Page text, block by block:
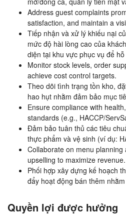
Address guest complaints
satisfaction, and maintain a
Tiếp nhận và xử lý khiếu nại
mức độ hài lòng cao của
diện tại khu vực phục vụ để
Monitor stock levels, order
achieve cost control targets.
Theo dõi tình trạng tồn kho,
hao hụt nhằm đảm bảo mục
Ensure compliance with
standards (e.g., HACCP/
Đảm bảo tuân thủ các tiêu
thực phẩm và vệ sinh (ví dụ:
Collaborate on menu
upselling to maximize revenue.
Phối hợp xây dựng kế hoạch
đẩy hoạt động bán thêm
Quyền lợi được hưởng